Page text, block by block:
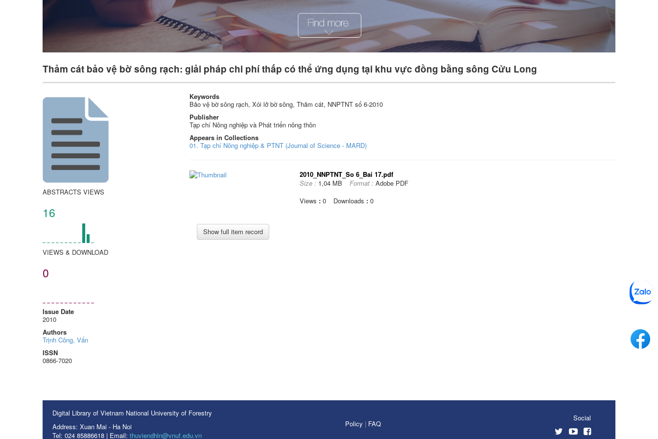
Thảm cát bảo vệ bờ sông rạch: giải pháp chi phí thấp có thể ứng dụng tại khu vực đồng bằng sông Cửu Long
ABSTRACTS VIEWS
16
VIEWS & DOWNLOAD
0
Issue Date
2010
Authors
Trịnh Công, Vấn
ISSN
0866-7020
Keywords
Bảo vệ bờ sông rạch, Xói lở bờ sông, Thảm cát, NNPTNT số 6-2010
Publisher
Tạp chí Nông nghiệp và Phát triển nông thôn
Appears in Collections
01. Tạp chí Nông nghiệp & PTNT (Journal of Science - MARD)
2010_NNPTNT_So 6_Bai 17.pdf
Size : 1,04 MB Format : Adobe PDF
Views : 0 Downloads : 0
Show full item record
Digital Library of Vietnam National University of Forestry
Address: Xuan Mai - Ha Noi
Tel: 024 85886618 | Email: thuviendhln@vnuf.edu.vn
Policy | FAQ
Social